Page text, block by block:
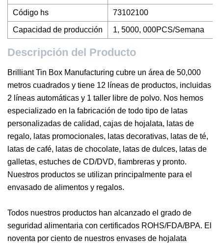
Código hs 73102100
Capacidad de producción 1, 5000, 000PCS/Semana
Descripción del Producto
Brilliant Tin Box Manufacturing cubre un área de 50,000
metros cuadrados y tiene 12 líneas de productos, incluidas
2 líneas automáticas y 1 taller libre de polvo. Nos hemos
especializado en la fabricación de todo tipo de latas
personalizadas de calidad, cajas de hojalata, latas de
regalo, latas promocionales, latas decorativas, latas de té,
latas de café, latas de chocolate, latas de dulces, latas de
galletas, estuches de CD/DVD, fiambreras y pronto.
Nuestros productos se utilizan principalmente para el
envasado de alimentos y regalos.
Todos nuestros productos han alcanzado el grado de
seguridad alimentaria con certificados ROHS/FDA/BPA. El
noventa por ciento de nuestros envases de hojalata